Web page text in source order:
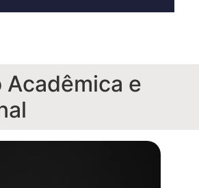
Acadêmica e